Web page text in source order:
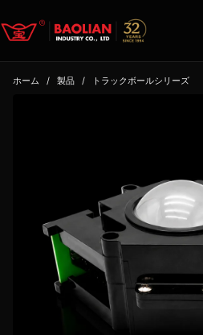
ホーム / 製品 / トラックボールシリーズ